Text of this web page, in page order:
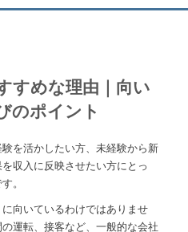
すめな理由｜向い
のポイント
を活かしたい方、未経験から新
収入に反映させたい方にとっ
。
向いているわけではありませ
運転、接客など、一般的な会社